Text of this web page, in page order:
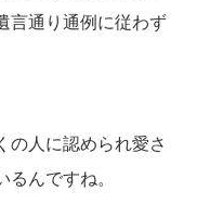
言通り通例に従わず
の人に認められ愛さ
んですね。